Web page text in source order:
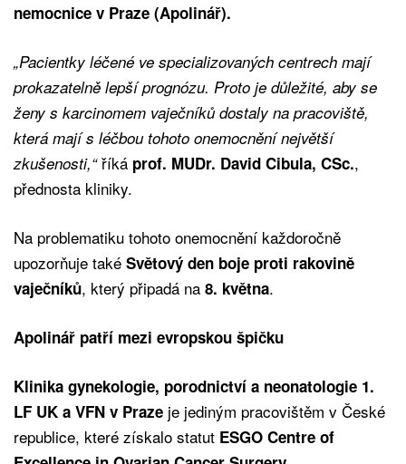
nemocnice v Praze (Apolinář).
„Pacientky léčené ve specializovaných centrech mají
prokazatelně lepší prognózu. Proto je důležité, aby se
ženy s karcinomem vaječníků dostaly na pracoviště,
která mají s léčbou tohoto onemocnění největší
zkušenosti,“říká prof. MUDr. David Cibula, CSc.,
přednosta kliniky.
Na problematiku tohoto onemocnění každoročně
upozorňuje také Světový den boje proti rakovině
vaječníků, který připadá na 8. května.
Apolinář patří mezi evropskou špičku
Klinika gynekologie, porodnictví a neonatologie 1.
LF UK a VFN v Praze je jediným pracovištěm v České
republice, které získalo statut ESGO Centre of